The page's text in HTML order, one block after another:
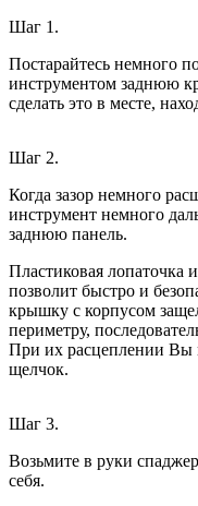
Шаг 1.
Постарайтесь немного
инструментом заднюю
сделать это в месте,
Шаг 2.
Когда зазор немного
инструмент немного
заднюю панель.
Пластиковая лопаточка
позволит быстро и
крышку с корпусом
периметру,
При их расцеплении Вы
щелчок.
Шаг 3.
Возьмите в руки
себя.